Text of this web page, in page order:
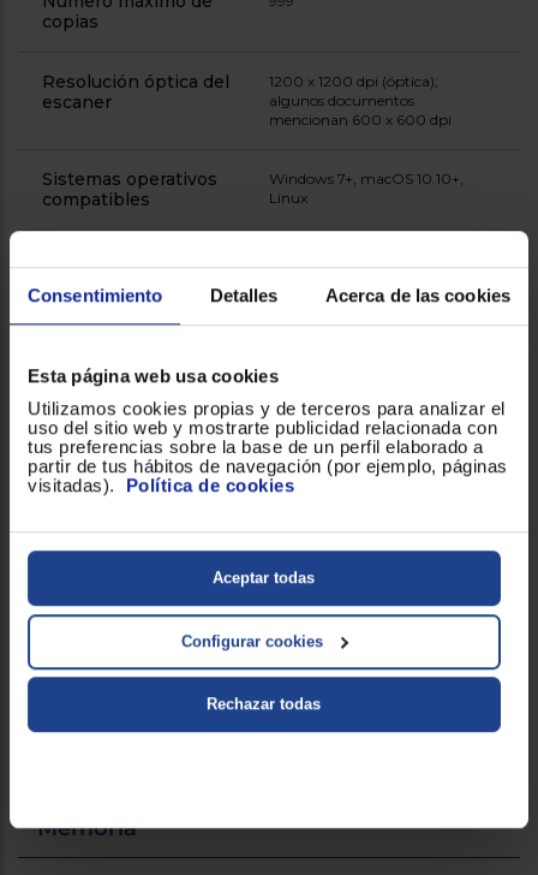
Consentimiento Detalles Acerca de las cookies
Esta página web usa cookies
Utilizamos cookies propias y de terceros para analizar el
uso del sitio web y mostrarte publicidad relacionada con
tus preferencias sobre la base de un perfil elaborado a
partir de tus hábitos de navegación (por ejemplo, páginas
visitadas). Política de cookies
Aceptar todas
Configurar cookies
Rechazar todas
copias
Resolución óptica del
escaner
1200 x 1200 dpi (óptica);
algunos documentos
mencionan 600 x 600 dpi
Sistemas operativos
compatibles
Windows 7+, macOS 10.10+,
Linux
Tecnología
Tiempo hasta primera
página (negro, normal)
8.5 seg
Tipo de impresión Monocromo, láser
Velocidad de impresión
(negro, calidad normal,
A4/US Carta)
34 ppm
! Velocidad (ppm) 34 ppm (A4)
Memoria